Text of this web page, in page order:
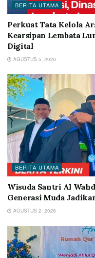
BERITA UTAMA
Perkuat Tata Kelola
Kearsipan Lembata
Digital
AGUSTUS 5, 2026
BERITA UTAMA
Wisuda Santri Al
Generasi Muda
AGUSTUS 2, 2026